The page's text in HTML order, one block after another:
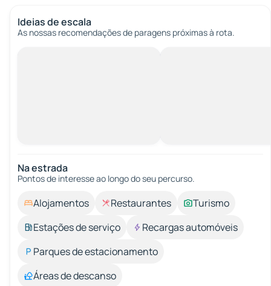
Ideias de escala
As nossas recomendações de paragens próximas à rota.
Na estrada
Pontos de interesse ao longo do seu percurso.
Alojamentos Restaurantes
Turismo
Estações de serviço
Recargas automóveis
Parques de estacionamento
Áreas de descanso